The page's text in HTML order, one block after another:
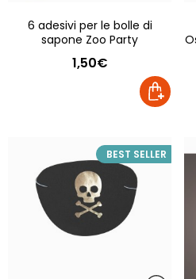
6 adesivi per le bolle di
sapone Zoo Party
1,50€
BEST SELLER